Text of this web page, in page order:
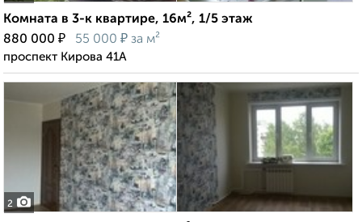
Комната в 3-к квартире, 16м², 1/5 этаж
880 000 ₽ 55 000 ₽ за м²
проспект Кирова 41А
2